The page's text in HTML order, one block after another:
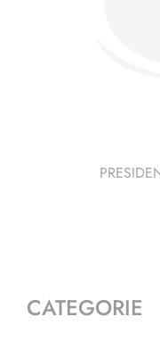
CATEGORIE